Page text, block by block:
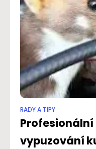
RADY A TIPY
vypuzování